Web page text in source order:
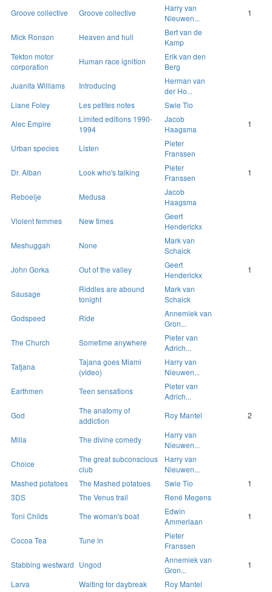
Groove collective Groove collective
Harry van
Nieuwen...
1
Mick Ronson Heaven and hull
Bert van de
Kamp
Tekton motor
corporation
Human race ignition
Erik van den
Berg
Juanita Williams
Introducing
Herman van
der Ho...
Liane Foley
Les petites notes
Swie Tio
Alec Empire
Limited editions 1990-
1994
Jacob
Haagsma
1
Urban species Listen
Pieter
Franssen
Dr. Alban
Look who's talking
Pieter
Franssen
1
Reboelje Medusa
Jacob
Haagsma
Violent femmes
New times
Geert
Henderickx
Meshuggah
None
Mark van
Schaick
John Gorka
Out of the valley
Geert
Henderickx
1
Sausage
Riddles are abound
tonight
Mark van
Schaick
Godspeed
Ride
Annemiek van
Gron...
The Church
Sometime anywhere
Pieter van
Adrich...
Tatjana
Tajana goes Miami
(video)
Harry van
Nieuwen...
Earthmen
Teen sensations
Pieter van
Adrich...
God
The anatomy of
addiction
Roy Mantel 2
Milla The divine comedy
Harry van
Nieuwen...
Choice
The great subconscious
club
Harry van
Nieuwen...
Mashed potatoes
The Mashed potatoes Swie Tio
1
3DS
The Venus trail
René Megens
Toni Childs
The woman's boat
Edwin
Ammerlaan
1
Cocoa Tea Tune in
Pieter
Franssen
Stabbing westward Ungod
Annemiek van
Gron...
1
Larva
Waiting for daybreak
Roy Mantel